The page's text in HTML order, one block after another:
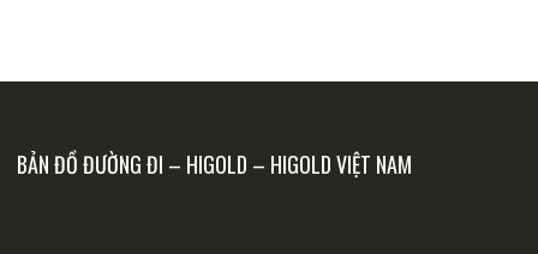
BẢN ĐỒ ĐƯỜNG ĐI – HIGOLD – HIGOLD VIỆT NAM